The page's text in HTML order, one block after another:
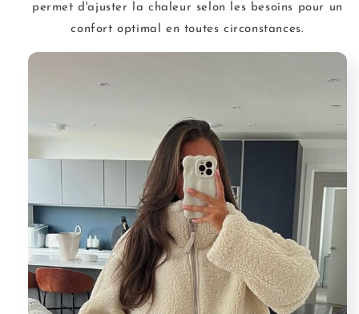
permet d'ajuster la chaleur selon les besoins pour un
confort optimal en toutes circonstances.